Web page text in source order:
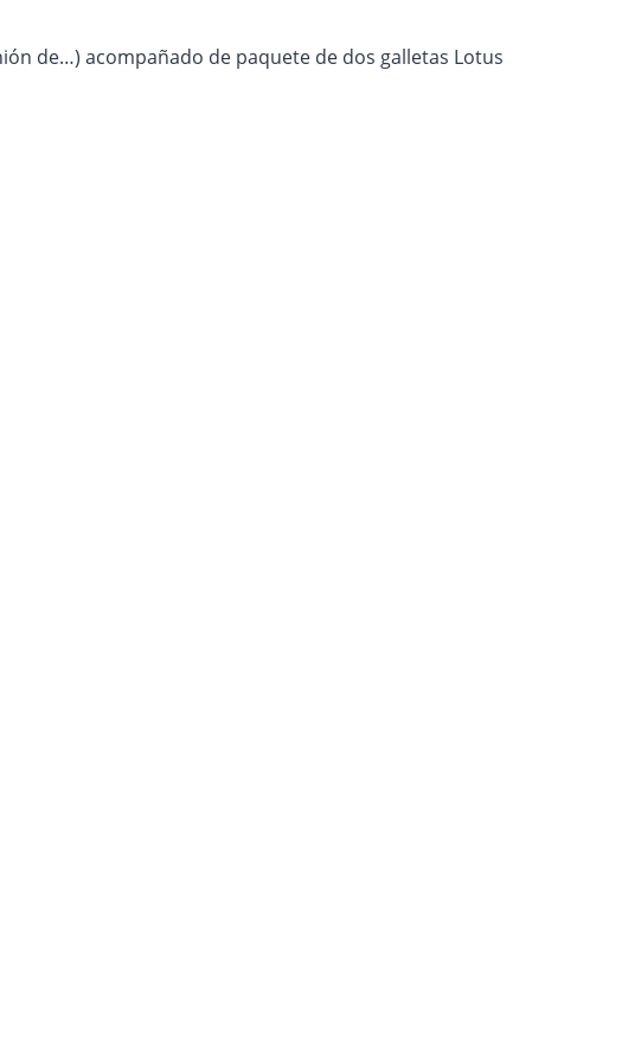
de…) acompañado de paquete de dos galletas Lotus